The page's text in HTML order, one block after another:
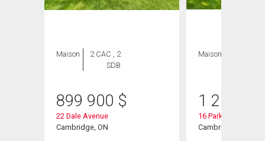
Maison
2 CAC , 2
SDB
899 900 $
22 Dale Avenue
Cambridge, ON
Maison
1 250
16 Parkwood Drive
Cambridge, ON